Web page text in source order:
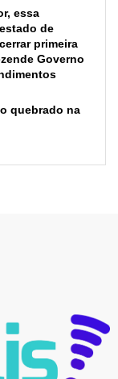
essa
de
primeira
Governo
quebrado na